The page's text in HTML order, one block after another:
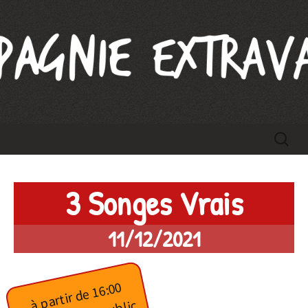
Compagnie Extravague
3 Songes Vrais
11/12/2021
à partir de 16:00